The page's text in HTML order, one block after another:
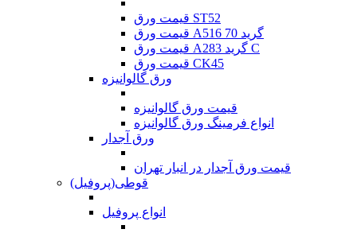
قیمت ورق ST52
قیمت ورق A516 گرید 70
قیمت ورق A283 گرید C
قیمت ورق CK45
ورق گالوانیزه
قیمت ورق گالوانیزه
انواع فرمینگ ورق گالوانیزه
ورق آجدار
قیمت ورق آجدار در انبار تهران
قوطی(پروفیل)
انواع پروفیل